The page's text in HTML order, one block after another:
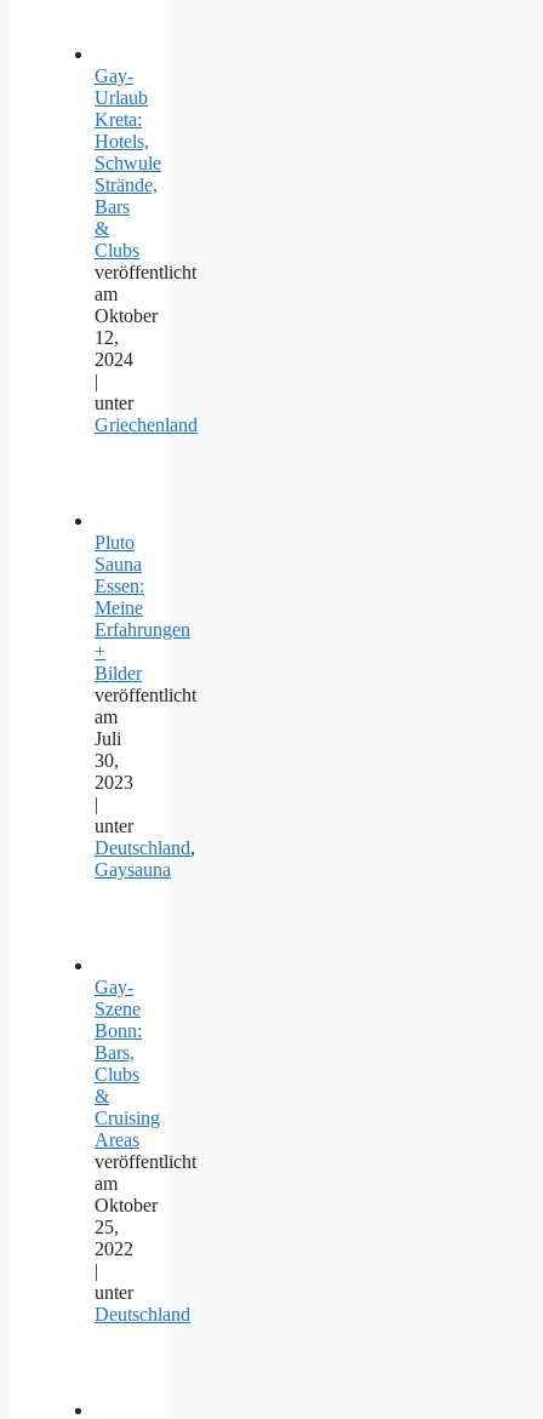
Gay-
Urlaub
Kreta:
Hotels,
Schwule
Strände,
Bars
&
Clubs
veröffentlicht
am
Oktober
12,
2024
|
unter
Griechenland
Pluto
Sauna
Essen:
Meine
Erfahrungen
+
Bilder
veröffentlicht
am
Juli
30,
2023
|
unter
Deutschland,
Gaysauna
Gay-
Szene
Bonn:
Bars,
Clubs
&
Cruising
Areas
veröffentlicht
am
Oktober
25,
2022
|
unter
Deutschland